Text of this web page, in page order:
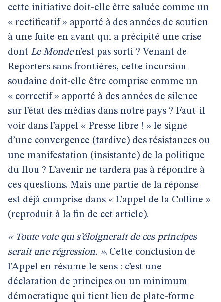
cette initiative doit-elle être saluée comme un
« rectificatif » apporté à des années de soutien
à une fuite en avant qui a précipité une crise
dont Le Monden’est pas sorti ? Venant de
Reporters sans frontières, cette incursion
soudaine doit-elle être comprise comme un
« correctif » apporté à des années de silence
sur l’état des médias dans notre pays ? Faut-il
voir dans l’appel « Presse libre ! » le signe
d’une convergence (tardive) des résistances ou
une manifestation (insistante) de la politique
du flou ? L’avenir ne tardera pas à répondre à
ces questions. Mais une partie de la réponse
est déjà comprise dans « L’appel de la Colline »
(reproduit à la fin de cet article).
« Toute voie qui s’éloignerait de ces principes
serait une régression. ». Cette conclusion de
l’Appel en résume le sens : c’est une
déclaration de principes ou un minimum
démocratique qui tient lieu de plate-forme